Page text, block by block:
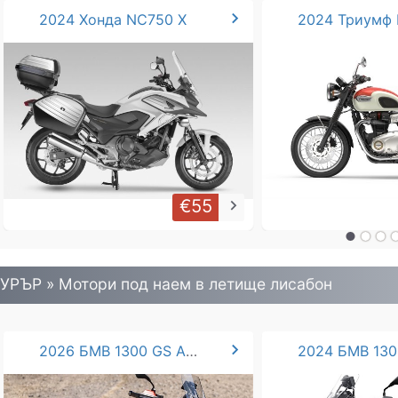
2024 Хонда NC750 X chevron_right
€55 keyboard_arrow_right
» Mотори под наем в летище лисабон
2026 БМВ 1300 GS ADVENTURE chevron_right